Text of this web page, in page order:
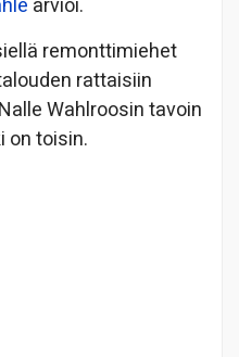
arvioi.
remonttimiehet
rattaisiin
Wahlroosin tavoin
on toisin.